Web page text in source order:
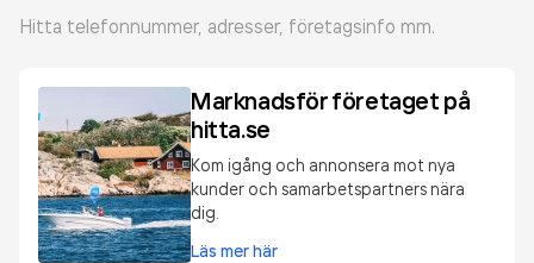
Hitta telefonnummer, adresser, företagsinfo mm.
Marknadsför företaget på
hitta.se
Kom igång och annonsera mot nya
kunder och samarbetspartners nära
dig.
Läs mer här